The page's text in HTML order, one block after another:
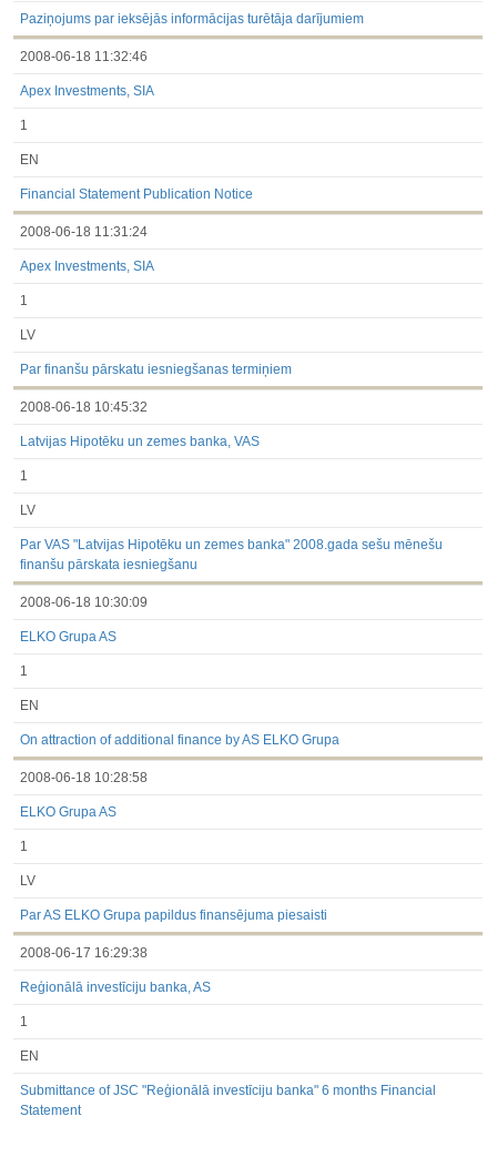
Paziņojums par ieksējās informācijas turētāja darījumiem
2008-06-18 11:32:46
Apex Investments, SIA
1
EN
Financial Statement Publication Notice
2008-06-18 11:31:24
Apex Investments, SIA
1
LV
Par finanšu pārskatu iesniegšanas termiņiem
2008-06-18 10:45:32
Latvijas Hipotēku un zemes banka, VAS
1
LV
Par VAS "Latvijas Hipotēku un zemes banka" 2008.gada sešu mēnešu
finanšu pārskata iesniegšanu
2008-06-18 10:30:09
ELKO Grupa AS
1
EN
On attraction of additional finance by AS ELKO Grupa
2008-06-18 10:28:58
ELKO Grupa AS
1
LV
Par AS ELKO Grupa papildus finansējuma piesaisti
2008-06-17 16:29:38
Reģionālā investīciju banka, AS
1
EN
Submittance of JSC "Reģionālā investīciju banka" 6 months Financial
Statement